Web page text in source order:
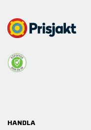
HANDLA